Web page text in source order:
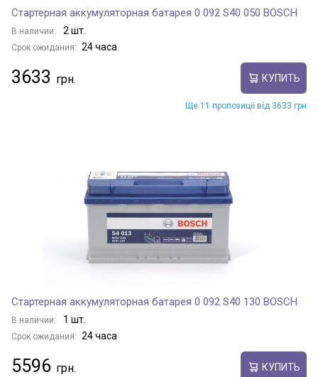
Стартерная аккумуляторная батарея 0 092 S40 050 BOSCH
В наличии: 2 шт.
Срок ожидания: 24 часа
3633 КУПИТЬ
Ще 11 пропозиції від 3633 грн
Стартерная аккумуляторная батарея 0 092 S40 130 BOSCH
В наличии: 1 шт.
Срок ожидания: 24 часа
5596 КУПИТЬ